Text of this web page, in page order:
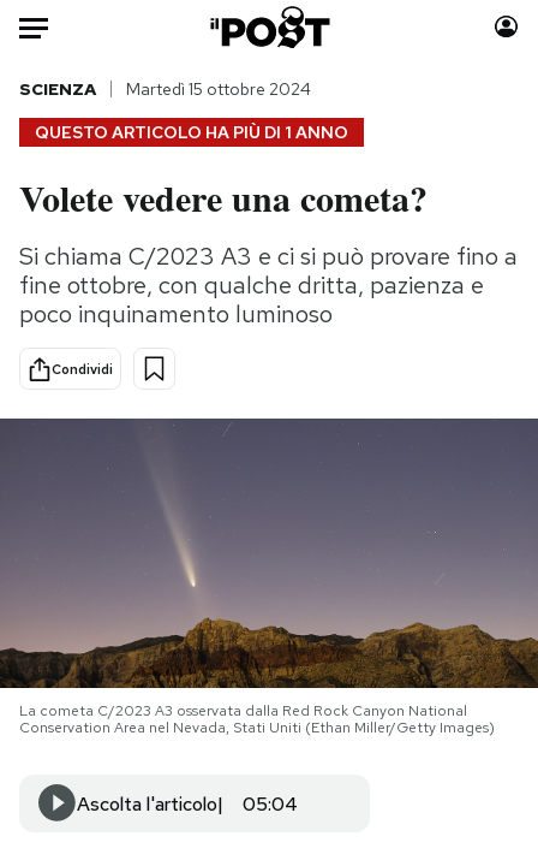
Auto
HOME
Italia
Politica
Tecnologia
Scienza
Moda
Consumismi
Storie/Idee
Altrecose
NEWSLETTER
SHOP
QUESTO ARTICOLO HA PIÙ DI 1 ANNO
SCIENZA Martedì 15 ottobre 2024
Volete vedere una cometa?
Si chiama C/2023 A3 e ci si può provare fino a
fine ottobre, con qualche dritta, pazienza e
poco inquinamento luminoso
Condividi
La cometa C/2023 A3 osservata dalla Red Rock Canyon National
Conservation Area nel Nevada, Stati Uniti (Ethan Miller/Getty Images)
Ascolta l'articolo 05:04